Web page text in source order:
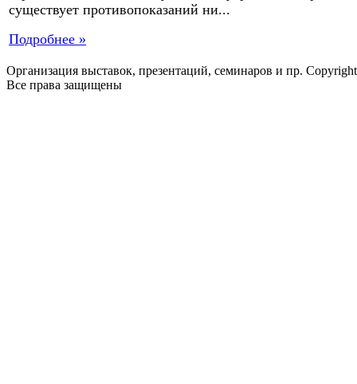
существует противопоказаний ни...
Подробнее »
Организация выставок, презентаций, семинаров и пр.
Все права защищены